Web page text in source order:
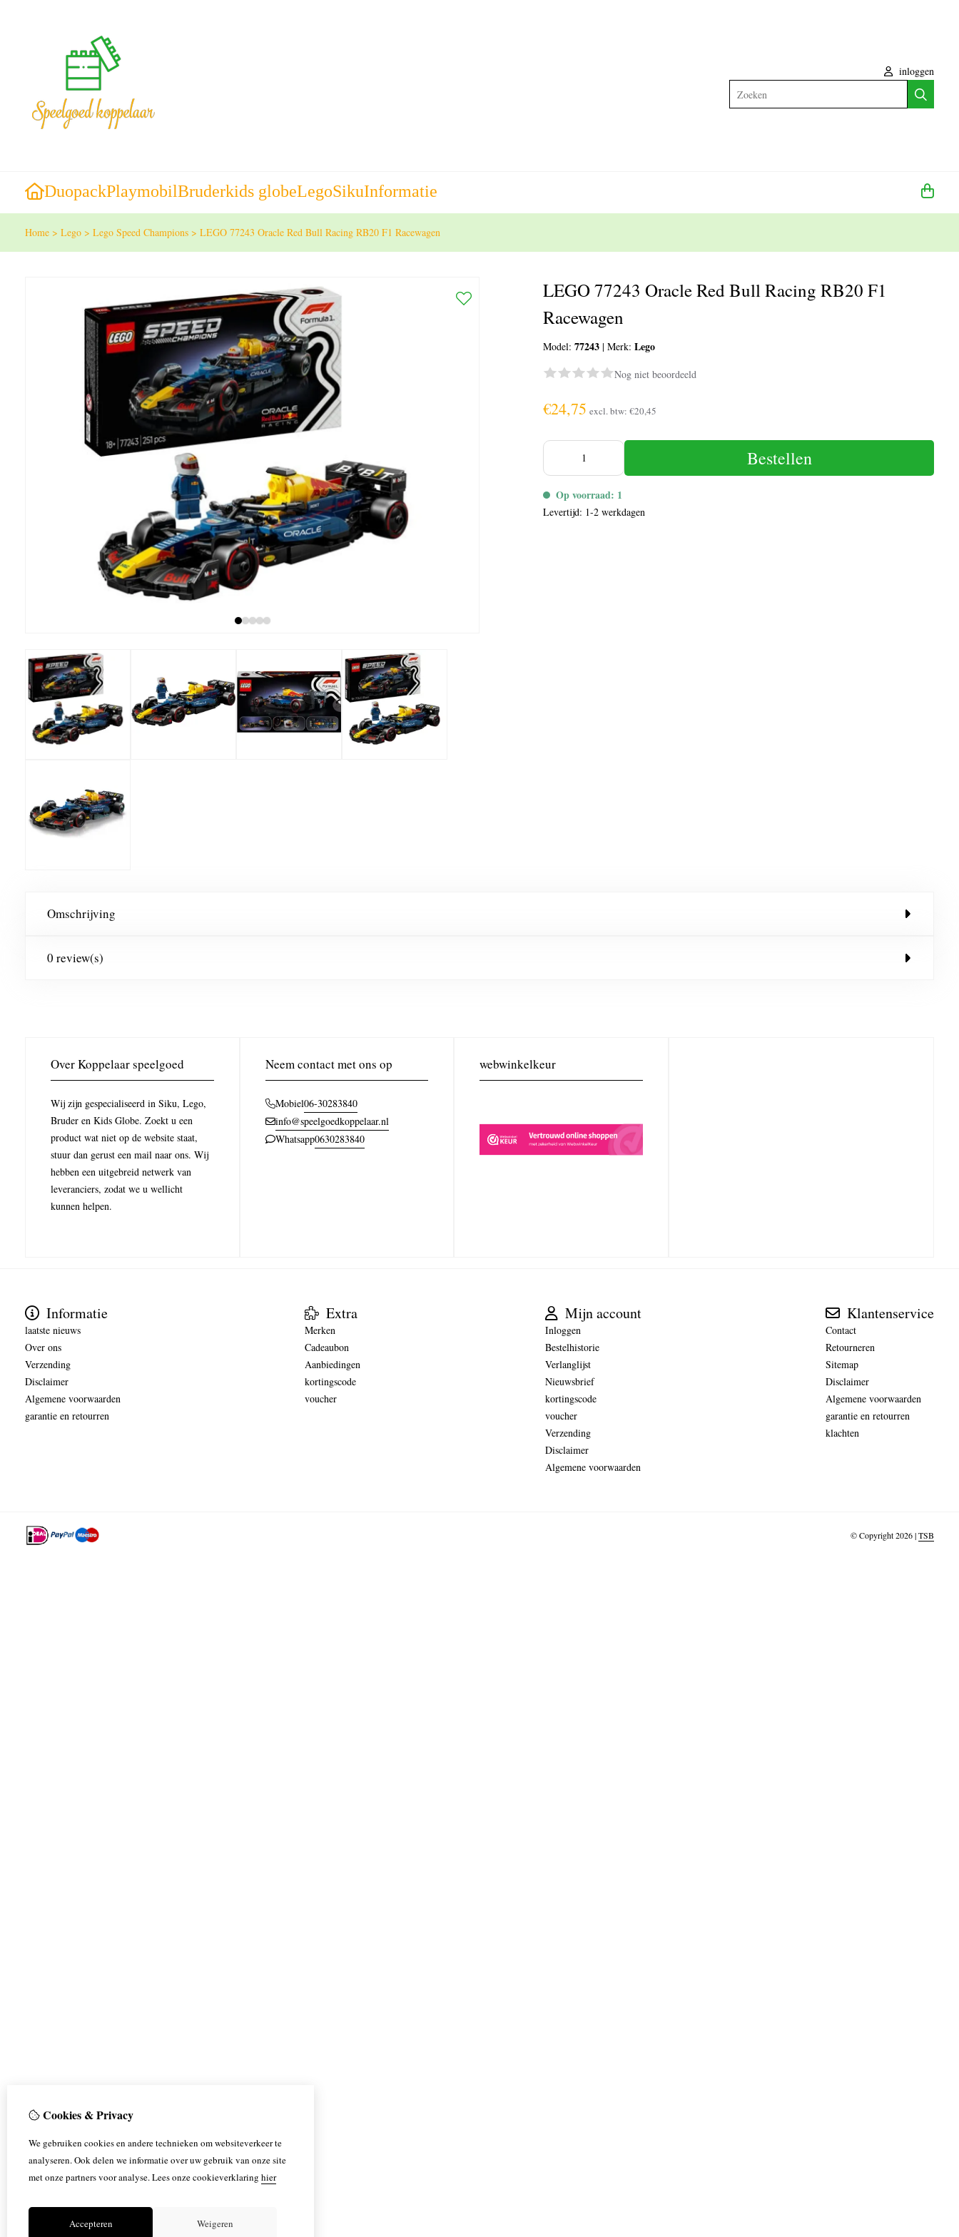
inloggen
DuopackPlaymobilBruderkids globeLegoSikuInformatie
Home > Lego > Lego Speed Champions > LEGO 77243 Oracle Red Bull Racing RB20 F1 Racewagen
LEGO 77243 Oracle Red Bull Racing RB20 F1
Racewagen
Model:77243 |Merk:Lego
Nog niet beoordeeld
€24,75 excl. btw:€20,45
Bestellen
Op voorraad: 1
Levertijd: 1-2 werkdagen
Omschrijving
0 review(s)
Over Koppelaar speelgoed
Wij zijn gespecialiseerd in Siku, Lego,
Bruder en Kids Globe. Zoekt u een
product wat niet op de website staat,
stuur dan gerust een mail naar ons. Wij
hebben een uitgebreid netwerk van
leveranciers, zodat we u wellicht
kunnen helpen.
Neem contact met ons op
Mobiel06-30283840
info@speelgoedkoppelaar.nl
Whatsapp0630283840
webwinkelkeur
Informatie
laatste nieuws
Over ons
Verzending
Disclaimer
Algemene voorwaarden
garantie en retourren
Extra
Merken
Cadeaubon
Aanbiedingen
kortingscode
voucher
Mijn account
Inloggen
Bestelhistorie
Verlanglijst
Nieuwsbrief
kortingscode
voucher
Verzending
Disclaimer
Algemene voorwaarden
Klantenservice
Contact
Retourneren
Sitemap
Disclaimer
Algemene voorwaarden
garantie en retourren
klachten
© Copyright 2026 |TSB
Cookies & Privacy
We gebruiken cookies en andere technieken om websiteverkeer te
analyseren. Ook delen we informatie over uw gebruik van onze site
met onze partners voor analyse.Lees onze cookieverklaring hier
Accepteren Weigeren